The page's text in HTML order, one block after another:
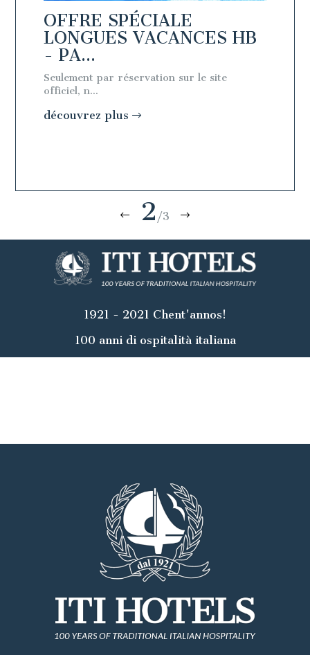
OFFRE SPÉCIALE
LONGUES VACANCES HB
- PA...
Seulement par réservation sur le site
officiel, n...
découvrez plus
2 /3
1921 - 2021 Chent'annos!
100 anni di ospitalità italiana